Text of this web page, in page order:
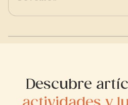
Descubre